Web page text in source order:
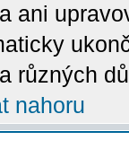
ani
různých
nahoru